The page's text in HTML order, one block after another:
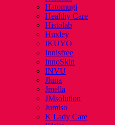
Hatomugi
Healthy Care
Histolab
Huxley
IKUYO
Innisfree
InnoSkin
INVU
Jluna
Jmella
JMsolution
Jumiso
K Lady Care